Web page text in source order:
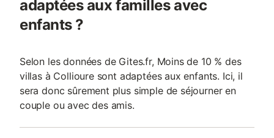
adaptées aux familles avec
enfants ?
Selon les données de Gites.fr, Moins de 10 % des
villas à Collioure sont adaptées aux enfants. Ici, il
sera donc sûrement plus simple de séjourner en
couple ou avec des amis.